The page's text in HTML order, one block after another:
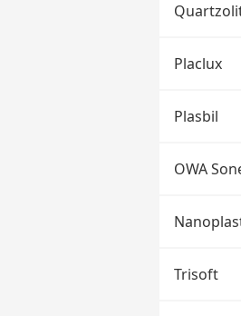
Placlux
Plasbil
OWA
Trisoft